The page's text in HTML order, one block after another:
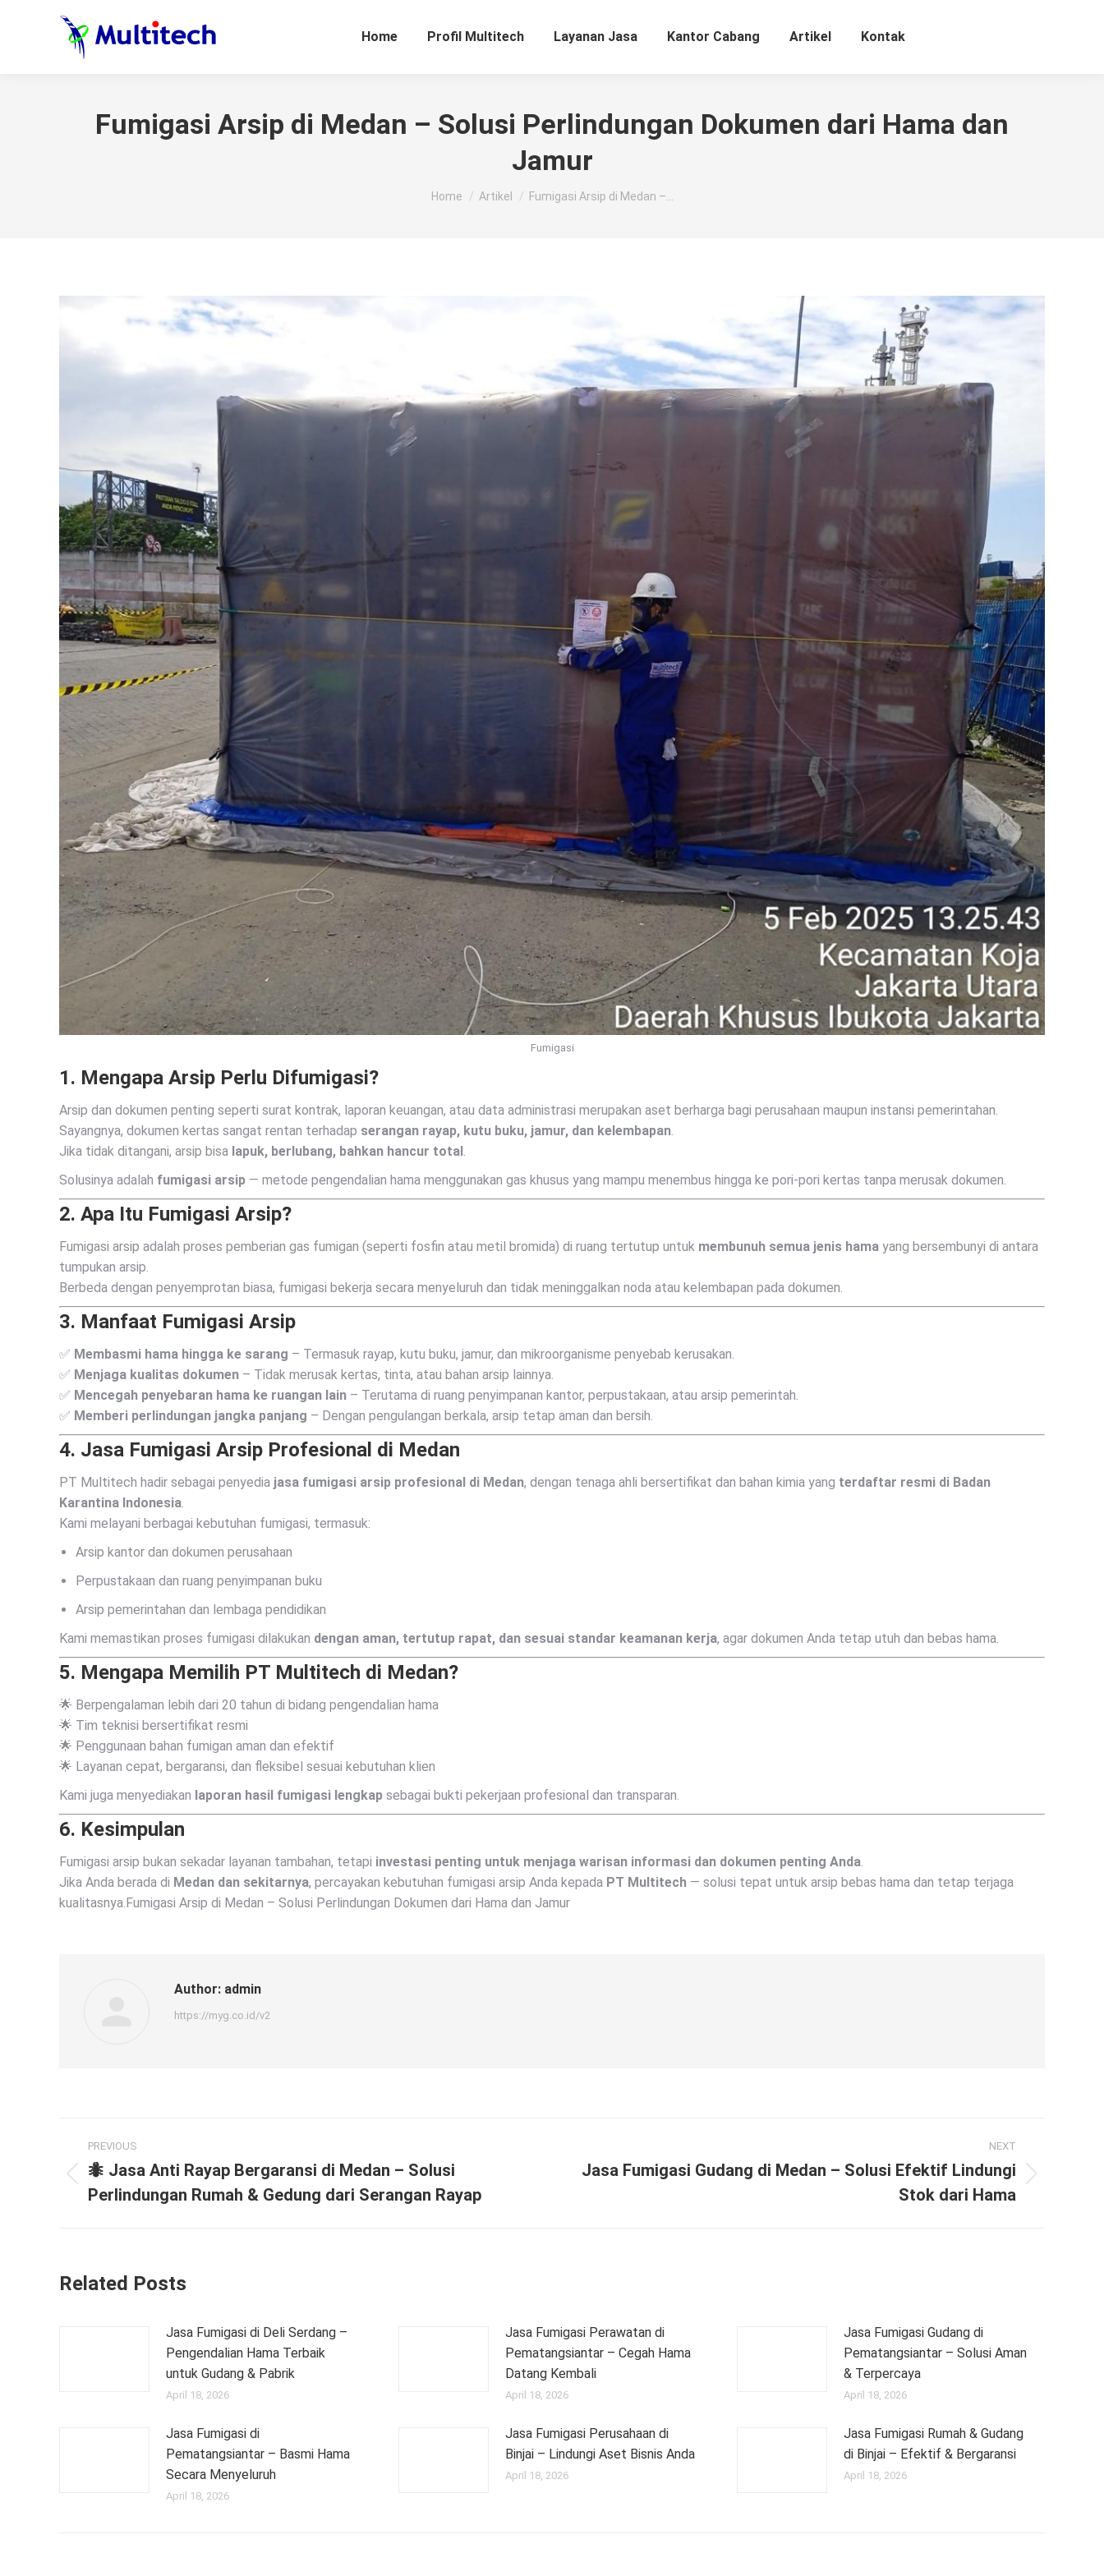
Home Profil Multitech Layanan Jasa Kantor Cabang Artikel Kontak
Fumigasi Arsip di Medan – Solusi Perlindungan Dokumen dari Hama dan
Jamur
You are here:
Home Artikel Fumigasi Arsip di Medan –…
Fumigasi
1. Mengapa Arsip Perlu Difumigasi?
Arsip dan dokumen penting seperti surat kontrak, laporan keuangan, atau data administrasi merupakan aset berharga bagi perusahaan maupun instansi pemerintahan.
Sayangnya, dokumen kertas sangat rentan terhadap serangan rayap, kutu buku, jamur, dan kelembapan.
Jika tidak ditangani, arsip bisa lapuk, berlubang, bahkan hancur total.
Solusinya adalah fumigasi arsip — metode pengendalian hama menggunakan gas khusus yang mampu menembus hingga ke pori-pori kertas tanpa merusak dokumen.
2. Apa Itu Fumigasi Arsip?
Fumigasi arsip adalah proses pemberian gas fumigan (seperti fosfin atau metil bromida) di ruang tertutup untuk membunuh semua jenis hama yang bersembunyi di antara
tumpukan arsip.
Berbeda dengan penyemprotan biasa, fumigasi bekerja secara menyeluruh dan tidak meninggalkan noda atau kelembapan pada dokumen.
3. Manfaat Fumigasi Arsip
✅ Membasmi hama hingga ke sarang – Termasuk rayap, kutu buku, jamur, dan mikroorganisme penyebab kerusakan.
✅ Menjaga kualitas dokumen – Tidak merusak kertas, tinta, atau bahan arsip lainnya.
✅ Mencegah penyebaran hama ke ruangan lain – Terutama di ruang penyimpanan kantor, perpustakaan, atau arsip pemerintah.
✅ Memberi perlindungan jangka panjang – Dengan pengulangan berkala, arsip tetap aman dan bersih.
4. Jasa Fumigasi Arsip Profesional di Medan
PT Multitech hadir sebagai penyedia jasa fumigasi arsip profesional di Medan, dengan tenaga ahli bersertifikat dan bahan kimia yang terdaftar resmi di Badan
Karantina Indonesia.
Kami melayani berbagai kebutuhan fumigasi, termasuk:
Arsip kantor dan dokumen perusahaan
Perpustakaan dan ruang penyimpanan buku
Arsip pemerintahan dan lembaga pendidikan
Kami memastikan proses fumigasi dilakukan dengan aman, tertutup rapat, dan sesuai standar keamanan kerja, agar dokumen Anda tetap utuh dan bebas hama.
5. Mengapa Memilih PT Multitech di Medan?
🌟 Berpengalaman lebih dari 20 tahun di bidang pengendalian hama
🌟 Tim teknisi bersertifikat resmi
🌟 Penggunaan bahan fumigan aman dan efektif
🌟 Layanan cepat, bergaransi, dan fleksibel sesuai kebutuhan klien
Kami juga menyediakan laporan hasil fumigasi lengkap sebagai bukti pekerjaan profesional dan transparan.
6. Kesimpulan
Fumigasi arsip bukan sekadar layanan tambahan, tetapi investasi penting untuk menjaga warisan informasi dan dokumen penting Anda.
Jika Anda berada di Medan dan sekitarnya, percayakan kebutuhan fumigasi arsip Anda kepada PT Multitech — solusi tepat untuk arsip bebas hama dan tetap terjaga
kualitasnya.Fumigasi Arsip di Medan – Solusi Perlindungan Dokumen dari Hama dan Jamur
Author: admin
https://myg.co.id/v2
Post
navigation
PREVIOUS
Previous
post:
🐜 Jasa Anti Rayap Bergaransi di Medan – Solusi
Perlindungan Rumah & Gedung dari Serangan Rayap
NEXT
Jasa Fumigasi Gudang di Medan – Solusi Efektif Lindungi
Stok dari Hama
Related Posts
Jasa Fumigasi di Deli Serdang –
Pengendalian Hama Terbaik
untuk Gudang & Pabrik
April 18, 2026
Jasa Fumigasi Perawatan di
Pematangsiantar – Cegah Hama
Datang Kembali
April 18, 2026
Jasa Fumigasi Gudang di
Pematangsiantar – Solusi Aman
& Terpercaya
April 18, 2026
Jasa Fumigasi di
Pematangsiantar – Basmi Hama
Secara Menyeluruh
April 18, 2026
Jasa Fumigasi Perusahaan di
Binjai – Lindungi Aset Bisnis Anda
April 18, 2026
Jasa Fumigasi Rumah & Gudang
di Binjai – Efektif & Bergaransi
April 18, 2026